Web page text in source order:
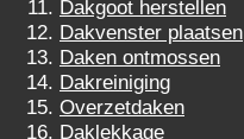
Dakgoot herstellen
Dakvenster plaatsen
Daken ontmossen
Dakreiniging
Overzetdaken
Daklekkage